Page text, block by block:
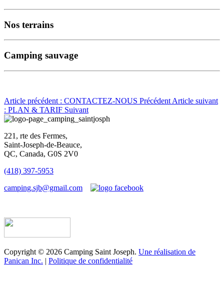
Nos terrains
Camping sauvage
Article précédent : CONTACTEZ-NOUS Précédent Article suivant
: PLAN & TARIF Suivant
221, rte des Fermes,
Saint-Joseph-de-Beauce,
QC, Canada, G0S 2V0
(418) 397-5953
camping.sjb@gmail.com
Copyright © 2026 Camping Saint Joseph. Une réalisation de
Panican Inc. | Politique de confidentialité